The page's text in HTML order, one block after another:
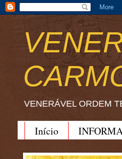
VENERÁVEL ORDEM
Início